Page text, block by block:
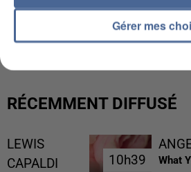
LES DONNÉES DE 300 000
INTERMARCHÉ APRÈS UNE...
RÉCEMMENT DIFFUSÉ
LEWIS
CAPALDI
10h39
10h39 What
Gérer mes